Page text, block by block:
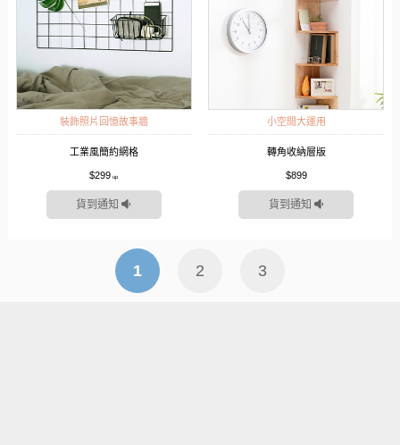
裝飾照片回憶故事牆
工業風簡約網格
$299
貨到通知
小空間大運用
轉角收納層版
$899
貨到通知
1 2 3